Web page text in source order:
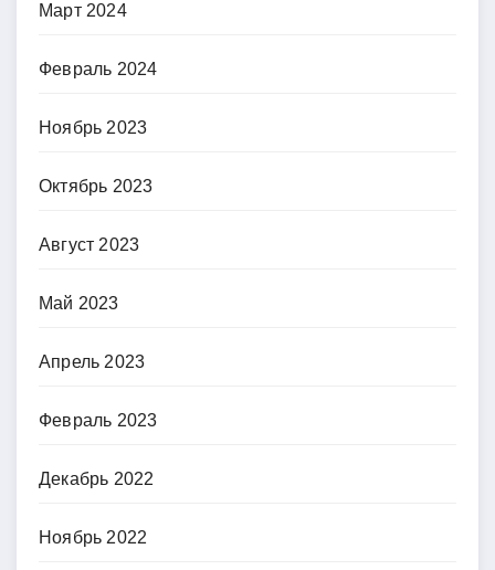
Март 2024
Февраль 2024
Ноябрь 2023
Октябрь 2023
Август 2023
Май 2023
Апрель 2023
Февраль 2023
Декабрь 2022
Ноябрь 2022